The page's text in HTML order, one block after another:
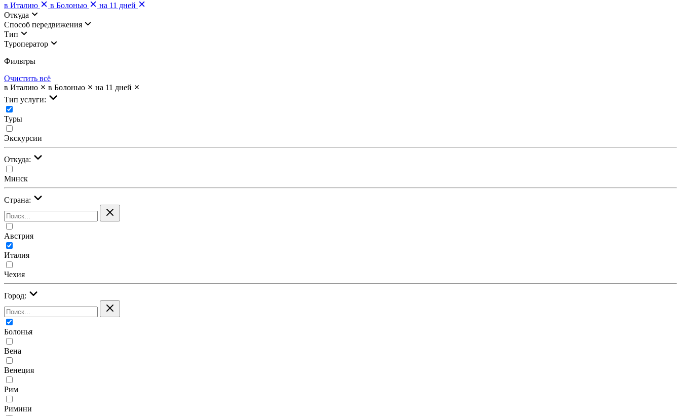
в Италию
в Болонью
на 11 дней
Откуда
Cпособ передвижения
Тип
Туроператор
Фильтры
Очистить всё
в Италию
в Болонью
на 11 дней
Тип услуги:
Туры
Экскурсии
Откуда:
Минск
Страна:
Австрия
Италия
Чехия
Город:
Болонья
Вена
Венеция
Рим
Римини